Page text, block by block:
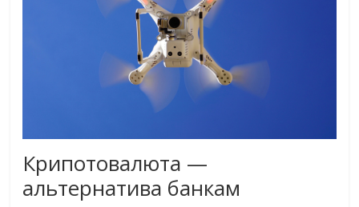
Крипотовалюта —
альтернатива банкам